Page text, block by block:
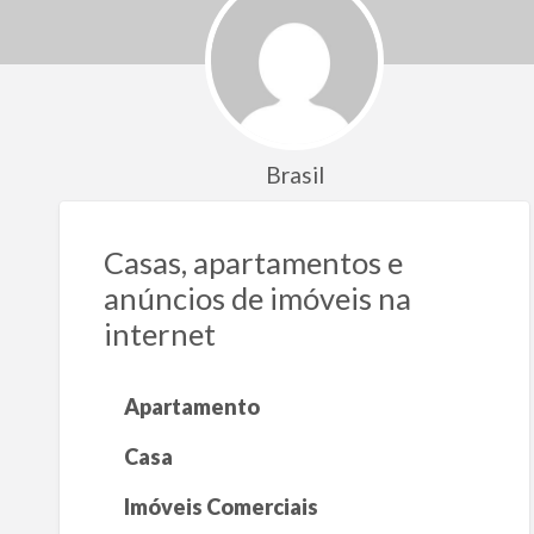
Brasil
Casas, apartamentos e
anúncios de imóveis na
internet
Apartamento
Casa
Imóveis Comerciais